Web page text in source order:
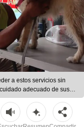
a estos servicios sin
adecuado de sus